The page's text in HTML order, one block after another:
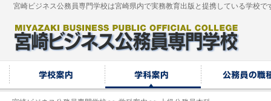
宮崎ビジネス公務員専門学校は宮崎県内で実務教育出版と提携している学校で